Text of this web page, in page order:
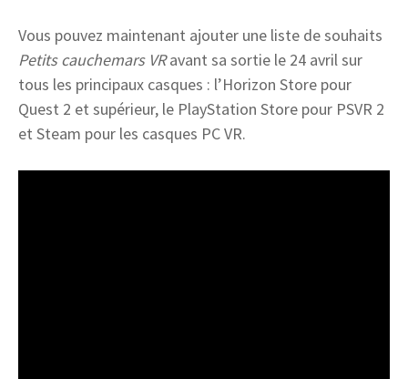
Vous pouvez maintenant ajouter une liste de souhaits
Petits cauchemars VRavant sa sortie le 24 avril sur
tous les principaux casques : l’Horizon Store pour
Quest 2 et supérieur, le PlayStation Store pour PSVR 2
et Steam pour les casques PC VR.